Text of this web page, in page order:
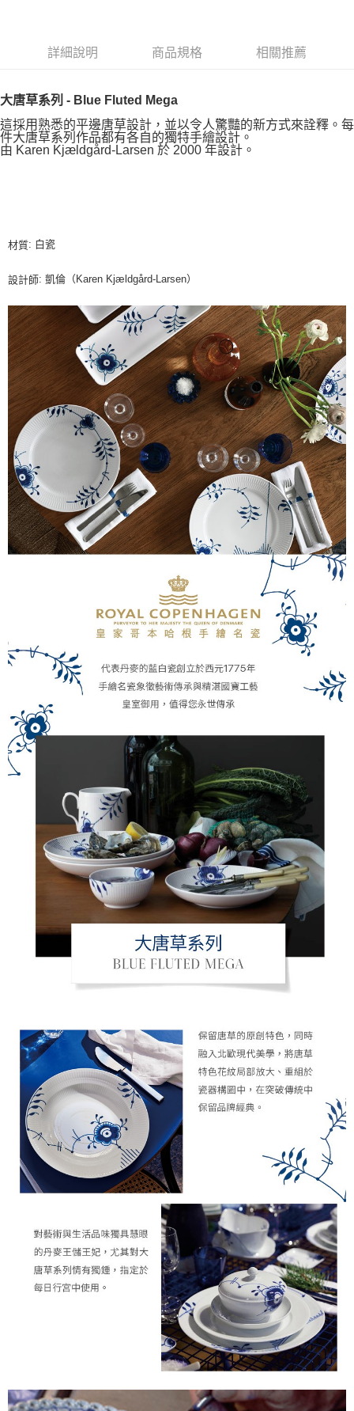
詳細說明 商品規格 相關推薦
大唐草系列 - Blue Fluted Mega
這採用熟悉的平邊唐草設計，並以令人驚豔的新方式來詮釋。每
件大唐草系列作品都有各自的獨特手繪設計。
由 Karen Kjældgård-Larsen 於 2000 年設計。
材質: 白瓷
設計師: 凱倫（Karen Kjældgård-Larsen）